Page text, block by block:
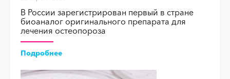
В России зарегистрирован первый в стране
биоаналог оригинального препарата для
лечения остеопороза
Подробнее